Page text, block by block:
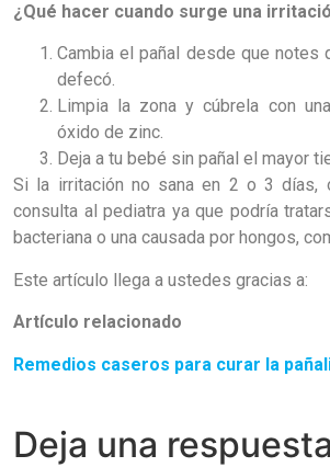
¿Qué hacer cuando surge una
Cambia el pañal desde que notes
defecó.
Limpia la zona y cúbrela con
óxido de zinc.
Deja a tu bebé sin pañal el mayor
Si la irritación no sana en 2 o 3 días,
consulta al pediatra ya que podría
bacteriana o una causada por hongos,
Este artículo llega a ustedes gracias a:
Artículo relacionado
Remedios caseros para curar la
Deja una respuesta